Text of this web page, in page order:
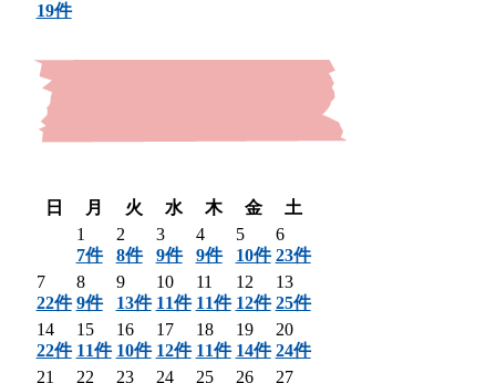
19件
日
月 火 水 木 金
土
1
7件
2
8件
3
9件
4
9件
5
10件
6
23件
7
22件
8
9件
9
13件
10
11件
11
11件
12
12件
13
25件
14
22件
15
11件
16
10件
17
12件
18
11件
19
14件
20
24件
21
22 23 24 25 26 27